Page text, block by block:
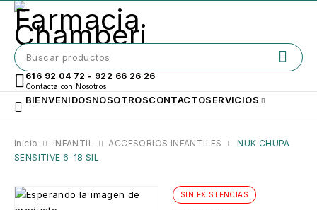
616 92 04 72 - 922 66 26 26
Contacta con Nosotros
BIENVENIDOSNOSOTROSCONTACTOSERVICIOS
Inicio INFANTIL ACCESORIOS INFANTILES
NUK CHUPA
SENSITIVE 6-18 SIL
SIN EXISTENCIAS